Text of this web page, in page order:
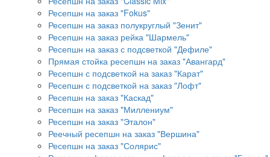
Ресепшн на заказ "Fokus"
Ресепшн на заказ полукруглый "Зенит"
Ресепшн на заказ рейка "Шармель"
Ресепшн на заказ с подсветкой "Дефиле"
Прямая стойка ресепшн на заказ "Авангард"
Ресепшн с подсветкой на заказ "Карат"
Ресепшн с подсветкой на заказ "Лофт"
Ресепшн на заказ "Каскад"
Ресепшн на заказ "Миллениум"
Ресепшн на заказ "Эталон"
Реечный ресепшн на заказ "Вершина"
Ресепшн на заказ "Солярис"